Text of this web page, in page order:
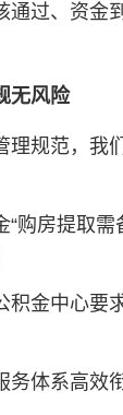
通过、资金
无风险
理规范，我
“购房提取
积金中心要
务体系高效